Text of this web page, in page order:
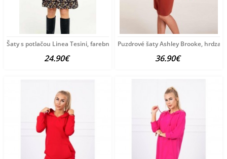
Šaty s potlačou Linea Tesini, farebné
24.90€
Puzdrové šaty Ashley Brooke,
36.90€